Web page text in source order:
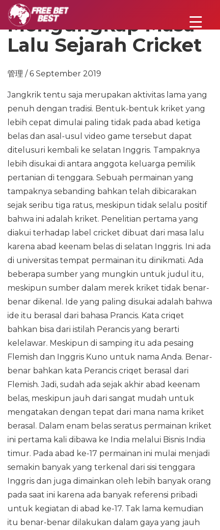
Mengungkap Masa
Lalu Sejarah Cricket
管理 / 6 September 2019
Jangkrik tentu saja merupakan aktivitas lama yang
penuh dengan tradisi. Bentuk-bentuk kriket yang
lebih cepat dimulai paling tidak pada abad ketiga
belas dan asal-usul video game tersebut dapat
ditelusuri kembali ke selatan Inggris. Tampaknya
lebih disukai di antara anggota keluarga pemilik
pertanian di tenggara. Sebuah permainan yang
tampaknya sebanding bahkan telah dibicarakan
sejak seribu tiga ratus, meskipun tidak selalu positif
bahwa ini adalah kriket. Penelitian pertama yang
diakui terhadap label cricket dibuat dari masa lalu
karena abad keenam belas di selatan Inggris. Ini ada
di universitas tempat permainan itu dinikmati. Ada
beberapa sumber yang mungkin untuk judul itu,
meskipun sumber dalam merek kriket tidak benar-
benar dikenal. Ide yang paling disukai adalah bahwa
ide itu berasal dari bahasa Prancis. Kata criqet
bahkan bisa dari istilah Perancis yang berarti
kelelawar. Meskipun di samping itu ada pesaing
Flemish dan Inggris Kuno untuk nama Anda. Benar-
benar bahkan kata Perancis criqet berasal dari
Flemish. Jadi, sudah ada sejak akhir abad keenam
belas, meskipun jauh dari sangat mudah untuk
mengatakan dengan tepat dari mana nama kriket
berasal. Dalam enam belas seratus permainan kriket
ini pertama kali dibawa ke India melalui Bisnis India
timur. Pada abad ke-17 permainan ini mulai menjadi
semakin banyak yang terkenal dari sisi tenggara
Inggris dan juga dimainkan oleh lebih banyak orang
pada saat ini karena ada banyak referensi pribadi
untuk kegiatan di abad ke-17. Tak lama kemudian
itu benar-benar dilakukan dalam gaya yang jauh